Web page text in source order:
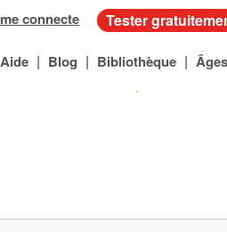
connecte Tester
Aide | Blog | Bibliothèque | Âges